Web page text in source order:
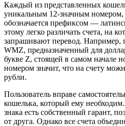
Каждый из представленных
уникальным 12-значным
обозначается префиксом —
этому легко различать счета, на
запрашивают перевод. Например,
WMZ, предназначенный для
букве Z, стоящей в самом начале
номером значит, что на счету
рубли.
Пользователь вправе
кошелька, который ему
знака есть собственный гарант,
от друга. Однако все счета